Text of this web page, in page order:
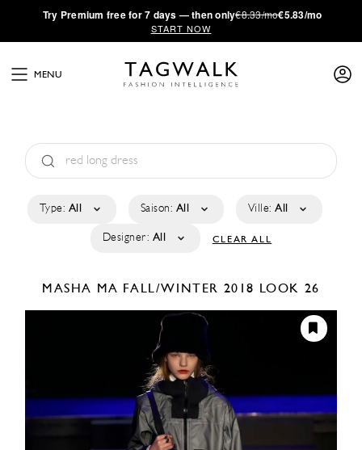
·Try Premium free for 7 days — then only€8.33/mo€5.83/mo
START NOW
MENU
Type: All Saison: All Ville: All
Designer: All CLEAR ALL
MASHA MA FALL/WINTER 2018 LOOK 26